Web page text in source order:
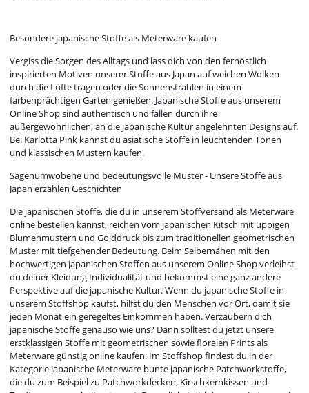
Besondere japanische Stoffe als Meterware kaufen
Vergiss die Sorgen des Alltags und lass dich von den fernöstlich
inspirierten Motiven unserer Stoffe aus Japan auf weichen Wolken
durch die Lüfte tragen oder die Sonnenstrahlen in einem
farbenprächtigen Garten genießen. Japanische Stoffe aus unserem
Online Shop sind authentisch und fallen durch ihre
außergewöhnlichen, an die japanische Kultur angelehnten Designs auf.
Bei Karlotta Pink kannst du asiatische Stoffe in leuchtenden Tönen
und klassischen Mustern kaufen.
Sagenumwobene und bedeutungsvolle Muster - Unsere Stoffe aus
Japan erzählen Geschichten
Die japanischen Stoffe, die du in unserem Stoffversand als Meterware
online bestellen kannst, reichen vom japanischen Kitsch mit üppigen
Blumenmustern und Golddruck bis zum traditionellen geometrischen
Muster mit tiefgehender Bedeutung. Beim Selbernähen mit den
hochwertigen japanischen Stoffen aus unserem Online Shop verleihst
du deiner Kleidung Individualität und bekommst eine ganz andere
Perspektive auf die japanische Kultur. Wenn du japanische Stoffe in
unserem Stoffshop kaufst, hilfst du den Menschen vor Ort, damit sie
jeden Monat ein geregeltes Einkommen haben. Verzaubern dich
japanische Stoffe genauso wie uns? Dann solltest du jetzt unsere
erstklassigen Stoffe mit geometrischen sowie floralen Prints als
Meterware günstig online kaufen. Im Stoffshop findest du in der
Kategorie japanische Meterware bunte japanische Patchworkstoffe,
die du zum Beispiel zu Patchworkdecken, Kirschkernkissen und